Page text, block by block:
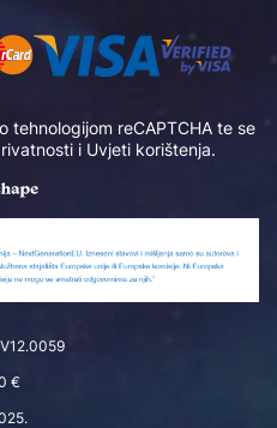
tehnologijom reCAPTCHA te se
i Uvjeti korištenja.
€